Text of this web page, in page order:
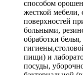
способом
жесткой мебели,
поверхностей
больными,
обработки
пищи) и
посуды,